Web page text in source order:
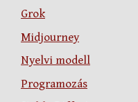
Grok
Midjourney
Nyelvi modell
Programozás